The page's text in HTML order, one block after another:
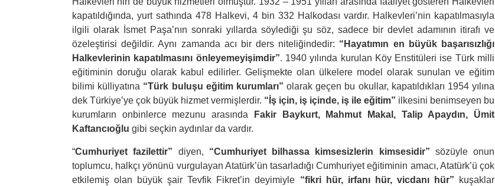
kapatıldığında, yurt sathında 478 Halkevi, 4 bin 332 Halkodası vardır. Halkevleri’nin kapatılmasıyla
ilgili olarak İsmet Paşa’nın sonraki yıllarda söylediği şu söz, sadece bir devlet adamının itirafı ve
özeleştirisi değildir. Aynı zamanda acı bir ders niteliğindedir: “Hayatımın en büyük başarısızlığı
Halkevlerinin kapatılmasını önleyemeyişimdir”. 1940 yılında kurulan Köy Enstitüleri ise Türk milli
eğitiminin doruğu olarak kabul edilirler. Gelişmekte olan ülkelere model olarak sunulan ve eğitim
bilimi külliyatına “Türk buluşu eğitim kurumları” olarak geçen bu okullar, kapatıldıkları 1954 yılına
dek Türkiye’ye çok büyük hizmet vermişlerdir. “İş için, iş içinde, iş ile eğitim” ilkesini benimseyen bu
kurumların onbinlerce mezunu arasında
Fakir Baykurt, Mahmut Makal, Talip Apaydın, Ümit
Kaftancıoğlu gibi seçkin aydınlar da vardır.
“Cumhuriyet fazilettir” diyen, “Cumhuriyet bilhassa kimsesizlerin kimsesidir” sözüyle onun
toplumcu, halkçı yönünü vurgulayan Atatürk’ün tasarladığı Cumhuriyet eğitiminin amacı, Atatürk’ü çok
etkilemiş olan büyük şair Tevfik Fikret’in deyimiyle “fikri hür, irfanı hür, vicdanı hür” kuşaklar